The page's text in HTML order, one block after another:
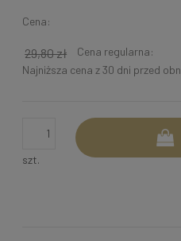
Cena:
Cena regularna:
29,80 zł
Najniższa cena z 30 dni przed
szt.